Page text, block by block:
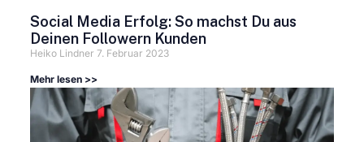
Social Media Erfolg: So machst Du aus
Deinen Followern Kunden
Heiko Lindner 7. Februar 2023
Mehr lesen >>